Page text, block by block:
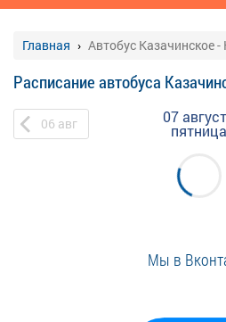
Главная Автобус Казачинское -
Расписание автобуса
06 авг 07
пятница
Мы в